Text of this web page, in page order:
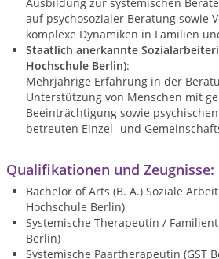
auf psychosozialer Beratung sowie
komplexe Dynamiken in Familien
Staatlich anerkannte
Hochschule Berlin):
Mehrjährige Erfahrung in der
Unterstützung von Menschen mit
Beeinträchtigung sowie
betreuten Einzel- und
Qualifikationen und Zeugnisse:
Bachelor of Arts (B. A.) Soziale
Hochschule Berlin)
Systemische Therapeutin /
Systemische Paartherapeutin (GST